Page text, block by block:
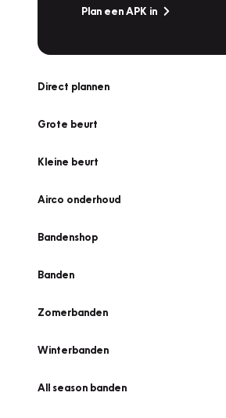
Plan een APK in
Direct plannen
Grote beurt
Kleine beurt
Airco onderhoud
Bandenshop
Banden
Zomerbanden
Winterbanden
All season banden